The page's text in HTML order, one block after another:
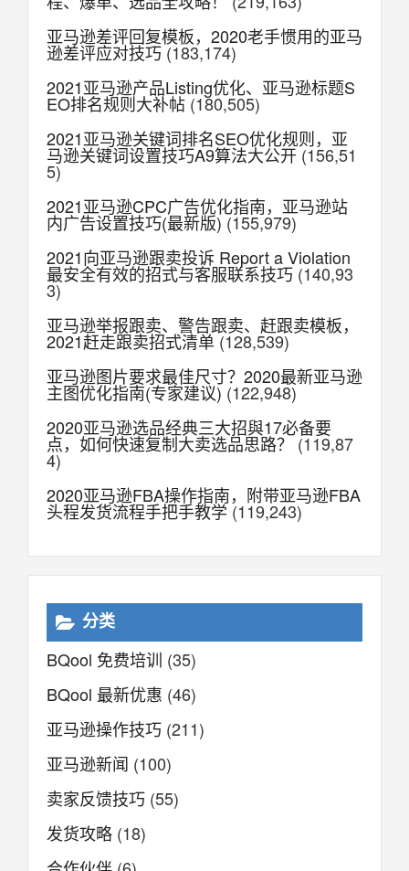
亚马逊差评回复模板，2020老手惯用的亚马
逊差评应对技巧 (183,174)
2021亚马逊产品Listing优化、亚马逊标题S
EO排名规则大补帖 (180,505)
2021亚马逊关键词排名SEO优化规则，亚
马逊关键词设置技巧A9算法大公开 (156,51
5)
2021亚马逊CPC广告优化指南，亚马逊站
内广告设置技巧(最新版) (155,979)
2021向亚马逊跟卖投诉 Report a Violation
最安全有效的招式与客服联系技巧 (140,93
3)
亚马逊举报跟卖、警告跟卖、赶跟卖模板，
2021赶走跟卖招式清单 (128,539)
亚马逊图片要求最佳尺寸？2020最新亚马逊
主图优化指南(专家建议) (122,948)
2020亚马逊选品经典三大招與17必备要
点，如何快速复制大卖选品思路？ (119,87
4)
2020亚马逊FBA操作指南，附带亚马逊FBA
头程发货流程手把手教学(119,243)
分类
BQool 免费培训 (35)
BQool 最新优惠 (46)
亚马逊操作技巧 (211)
亚马逊新闻 (100)
卖家反馈技巧 (55)
发货攻略 (18)